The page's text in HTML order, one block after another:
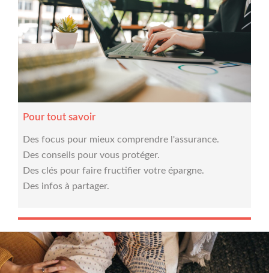
Pour tout savoir
Des focus pour mieux comprendre l'assurance.
Des conseils pour vous protéger.
Des clés pour faire fructifier votre épargne.
Des infos à partager.